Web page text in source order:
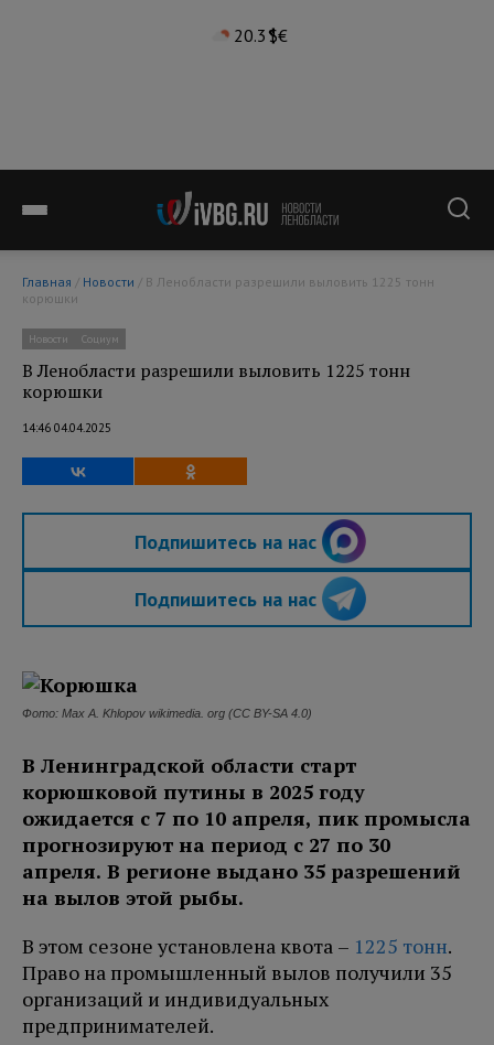
20.3°$€
Главная / Новости
корюшки
Новости Социум
В Ленобласти разрешили выловить 1225 тонн
корюшки
14:46 04.04.2025
Подпишитесь на нас
Подпишитесь на нас
Фото: Max A. Khlopov wikimedia. org (CC BY-SA 4.0)
В Ленинградской области старт
корюшковой путины в 2025 году
ожидается с 7 по 10 апреля, пик промысла
прогнозируют на период с 27 по 30
апреля. В регионе выдано 35 разрешений
на вылов этой рыбы.
В этом сезоне установлена квота – 1225 тонн.
Право на промышленный вылов получили 35
организаций и индивидуальных
предпринимателей.